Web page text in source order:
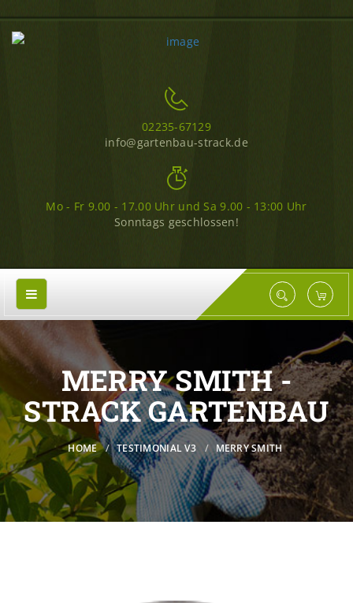
02235-67129
info@gartenbau-strack.de
Mo - Fr 9.00 - 17.00 Uhr und Sa 9.00 - 13:00 Uhr
Sonntags geschlossen!
MERRY SMITH -
STRACK GARTENBAU
HOME TESTIMONIAL V3 MERRY SMITH